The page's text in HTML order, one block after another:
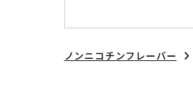
ノンニコチンフレーバー